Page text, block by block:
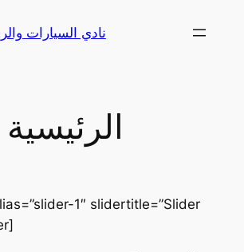
نادي السيارات
الرئيسية
1″ slidertitle=”Slider